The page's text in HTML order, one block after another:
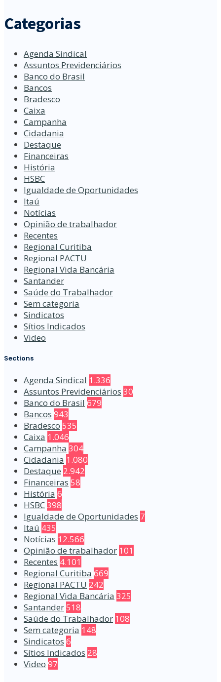
Categorias
Agenda Sindical
Assuntos Previdenciários
Banco do Brasil
Bancos
Bradesco
Caixa
Campanha
Cidadania
Destaque
Financeiras
História
HSBC
Igualdade de Oportunidades
Itaú
Notícias
Opinião de trabalhador
Recentes
Regional Curitiba
Regional PACTU
Regional Vida Bancária
Santander
Saúde do Trabalhador
Sem categoria
Sindicatos
Sítios Indicados
Video
Sections
Agenda Sindical 1.336
Assuntos Previdenciários 30
Banco do Brasil 679
Bancos 943
Bradesco 535
Caixa 1.046
Campanha 304
Cidadania 1.080
Destaque 2.942
Financeiras 58
História 6
HSBC398
Igualdade de Oportunidades 7
Itaú 435
Notícias 12.566
Opinião de trabalhador 101
Recentes 4.101
Regional Curitiba 669
Regional PACTU 242
Regional Vida Bancária 325
Santander518
Saúde do Trabalhador 108
Sem categoria 148
Sindicatos 6
Sítios Indicados 28
Video 97